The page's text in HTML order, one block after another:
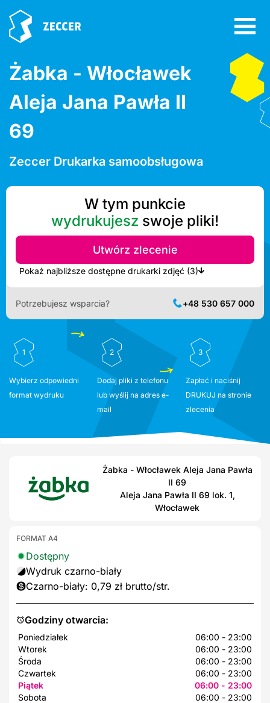
Żabka - Włocławek
Aleja Jana Pawła II
69
Zeccer Drukarka samoobsługowa
W tym punkcie
wydrukujesz swoje pliki!
Utwórz zlecenie
Pokaż najbliższe dostępne drukarki zdjęć (3)
Potrzebujesz wsparcia? +48 530 657 000
1
Wybierz odpowiedni
format wydruku
2
Dodaj pliki z telefonu
lub wyślij na adres e-
mail
3
Zapłać i naciśnij
DRUKUJ na stronie
zlecenia
Żabka - Włocławek Aleja Jana Pawła
II 69
Aleja Jana Pawła II 69 lok. 1,
Włocławek
Godziny otwarcia:
Poniedziałek
06:00 - 23:00
Wtorek
06:00 - 23:00
Środa
06:00 - 23:00
Czwartek
06:00 - 23:00
Piątek
06:00 - 23:00
Sobota
06:00 - 23:00
FORMAT A4
Dostępny
Wydruk czarno-biały
Czarno-biały: 0,79 zł brutto/str.